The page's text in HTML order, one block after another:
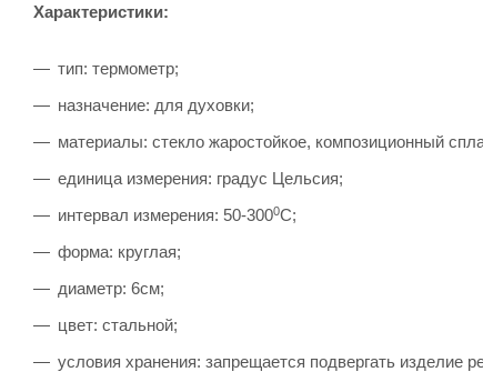
Характеристики:
тип: термометр;
назначение: для духовки;
материалы: стекло жаростойкое, композиционный
единица измерения: градус Цельсия;
интервал измерения: 50-3000С;
форма: круглая;
диаметр: 6см;
цвет: стальной;
условия хранения: запрещается подвергать изделие